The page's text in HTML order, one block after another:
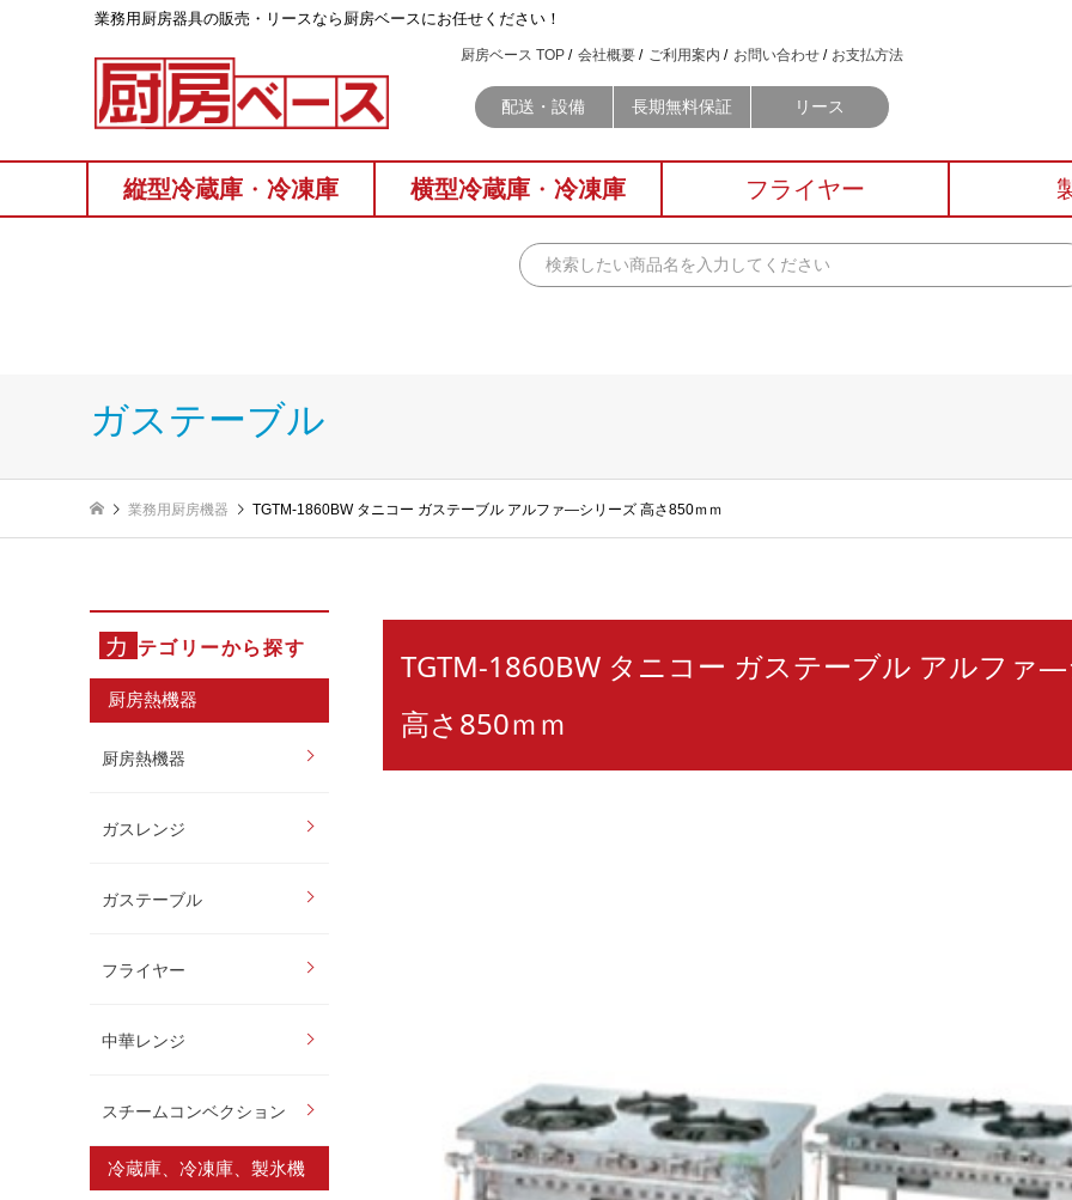
業務⽤厨房器具の販売・リースなら厨房ベースにお任せください！
厨房ベース TOP 会社概要 ご利用案内 お問い合わせ お支払方法
配送・設備 長期無料保証 リース
縦型冷蔵庫 ・ 冷凍庫 横型冷蔵庫 ・ 冷凍庫 フライヤー
ガステーブル
業務用厨房機器 TGTM-1860BW タニコー ガステーブル アルファ―シリーズ 高さ850ｍｍ
カ テゴリーから探す
厨房熱機器
厨房熱機器
ガスレンジ
ガステーブル
フライヤー
中華レンジ
スチームコンベクション
冷蔵庫、冷凍庫、製氷機
TGTM-1860BW タニコー ガステーブル アルファ
高さ850ｍｍ